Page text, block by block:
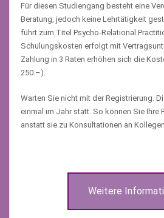
Für diesen Studiengang besteht eine
Beratung, jedoch keine Lehrtätigkeit
führt zum Titel Psycho-Relational
Schulungskosten erfolgt mit
Zahlung in 3 Raten erhöhen sich die
250.–).
Warten Sie nicht mit der Registrierung.
einmal im Jahr statt. So können Sie Ihre
anstatt sie zu Konsultationen an
Weitere